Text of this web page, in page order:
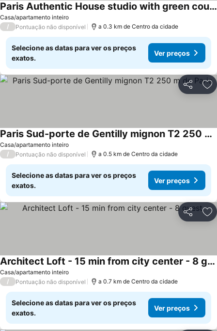
Casa/apartamento inteiro
Paris Authentic House studio with green courtyard 12 rue labourse Gentilly 94250
/ Pontuação não disponível a 0.3 km de Centro da cidade
Selecione as datas para ver os preços
exatos.
Ver preços
Partilhar
Casa/apartamento inteiro
Paris Sud-porte de Gentilly mignon T2 250 m de Paris
/ Pontuação não disponível a 0.5 km de Centro da cidade
Selecione as datas para ver os preços
exatos.
Ver preços
Partilhar
Casa/apartamento inteiro
Architect Loft - 15 min from city center - 8 guest
/ Pontuação não disponível a 0.7 km de Centro da cidade
Selecione as datas para ver os preços
exatos.
Ver preços